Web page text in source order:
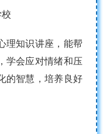
理知识讲座，能帮
学会应对情绪和压
的智慧，培养良好